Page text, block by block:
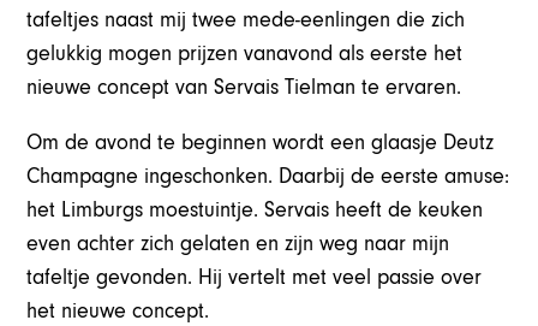
tafeltjes naast mij twee mede-eenlingen die zich
gelukkig mogen prijzen vanavond als eerste het
nieuwe concept van Servais Tielman te ervaren.
Om de avond te beginnen wordt een glaasje Deutz
Champagne ingeschonken. Daarbij de eerste amuse:
het Limburgs moestuintje. Servais heeft de keuken
even achter zich gelaten en zijn weg naar mijn
tafeltje gevonden. Hij vertelt met veel passie over
het nieuwe concept.